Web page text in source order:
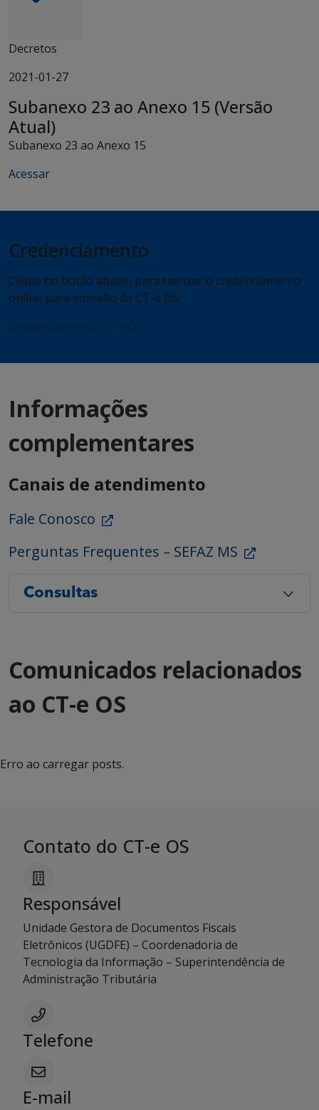
Decretos
2021-01-27
Subanexo 23 ao Anexo 15 (Versão
Atual)
Subanexo 23 ao Anexo 15
Acessar
Credenciamento
Clique no botão abaixo para realizar o credenciamento
online para emissão de CT-e OS:
Informações
complementares
Canais de atendimento
Fale Conosco
Perguntas Frequentes – SEFAZ MS
Consultas
Comunicados relacionados
ao CT-e OS
Erro ao carregar posts.
Contato do CT-e OS
Responsável
Unidade Gestora de Documentos Fiscais
Eletrônicos (UGDFE) – Coordenadoria de
Tecnologia da Informação – Superintendência de
Administração Tributária
Telefone
E-mail